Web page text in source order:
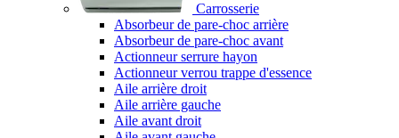
Carrosserie
Absorbeur de pare-choc arrière
Absorbeur de pare-choc avant
Actionneur serrure hayon
Actionneur verrou trappe d'essence
Aile arrière droit
Aile arrière gauche
Aile avant droit